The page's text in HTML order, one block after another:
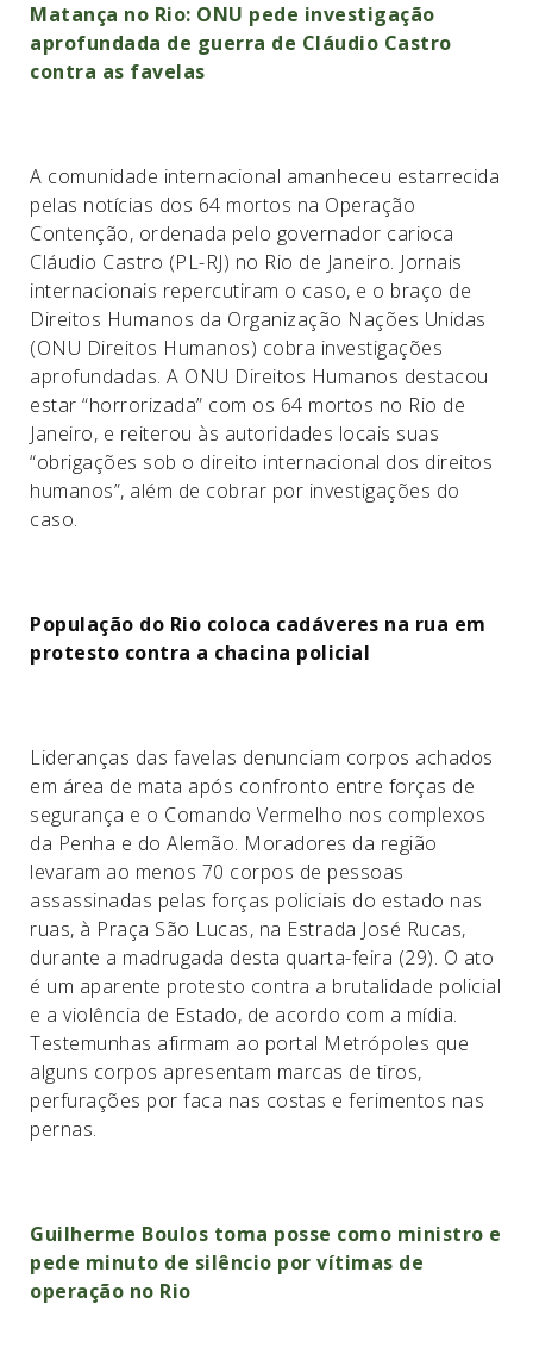
Matança no Rio: ONU pede investigação
aprofundada de guerra de Cláudio Castro
contra as favelas
A comunidade internacional amanheceu estarrecida
pelas notícias dos 64 mortos na Operação
Contenção, ordenada pelo governador carioca
Cláudio Castro (PL-RJ) no Rio de Janeiro. Jornais
internacionais repercutiram o caso, e o braço de
Direitos Humanos da Organização Nações Unidas
(ONU Direitos Humanos) cobra investigações
aprofundadas. A ONU Direitos Humanos destacou
estar “horrorizada” com os 64 mortos no Rio de
Janeiro, e reiterou às autoridades locais suas
“obrigações sob o direito internacional dos direitos
humanos”, além de cobrar por investigações do
caso.
População do Rio coloca cadáveres na rua em
protesto contra a chacina policial
Lideranças das favelas denunciam corpos achados
em área de mata após confronto entre forças de
segurança e o Comando Vermelho nos complexos
da Penha e do Alemão. Moradores da região
levaram ao menos 70 corpos de pessoas
assassinadas pelas forças policiais do estado nas
ruas, à Praça São Lucas, na Estrada José Rucas,
durante a madrugada desta quarta-feira (29). O ato
é um aparente protesto contra a brutalidade policial
e a violência de Estado, de acordo com a mídia.
Testemunhas afirmam ao portal Metrópoles que
alguns corpos apresentam marcas de tiros,
perfurações por faca nas costas e ferimentos nas
pernas.
Guilherme Boulos toma posse como ministro e
pede minuto de silêncio por vítimas de
operação no Rio